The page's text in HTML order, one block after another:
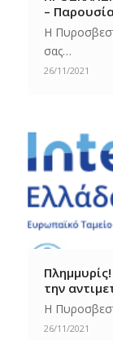
–
Η
σας…
26/11/2021
την
Η
26/11/2021